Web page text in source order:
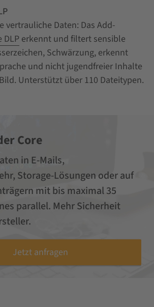
vertrauliche Daten: Das Add-
DLPerkennt und filtert sensible
Schwärzung, erkennt
und nicht jugendfreier Inhalte
Unterstützt über 110 Dateitypen.
Core
in E-Mails,
Storage-Lösungen oder auf
mit bis maximal 35
parallel. Mehr Sicherheit
Jetzt anfragen